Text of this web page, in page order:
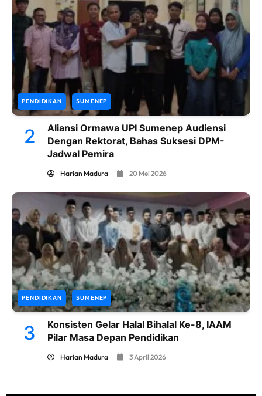
PENDIDIKAN SUMENEP
2
Aliansi Ormawa UPI Sumenep Audiensi
Dengan Rektorat, Bahas Suksesi DPM-
Jadwal Pemira
Harian Madura 20 Mei 2026
PENDIDIKAN SUMENEP
3
Konsisten Gelar Halal Bihalal Ke-8, IAAM
Pilar Masa Depan Pendidikan
Harian Madura 3 April 2026